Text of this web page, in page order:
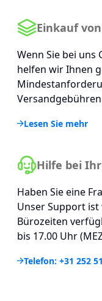
Einkauf
Wenn Sie bei
helfen wir Ihnen
Lesen Sie mehr
Hilfe bei
Haben Sie eine
Unser Support
Bürozeiten
bis 17.00 Uhr
Telefon: +31 252